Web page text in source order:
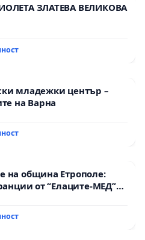
ЗЛАТЕВА ВЕЛИКОВА
младежки център –
на Варна
на община Етрополе:
от “Елаците-МЕД”
се изпълнят всички